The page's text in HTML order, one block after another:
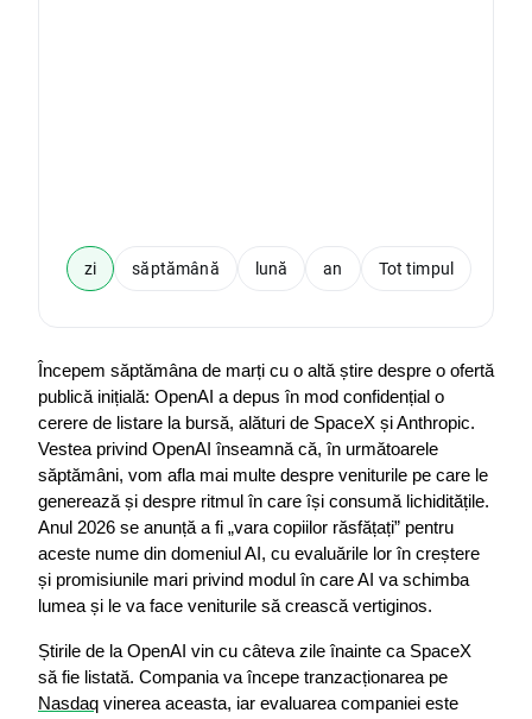
zi săptămână lună an Tot timpul
Începem săptămâna de marți cu o altă știre despre o ofertă
publică inițială: OpenAI a depus în mod confidențial o
cerere de listare la bursă, alături de SpaceX și Anthropic.
Vestea privind OpenAI înseamnă că, în următoarele
săptămâni, vom afla mai multe despre veniturile pe care le
generează și despre ritmul în care își consumă lichiditățile.
Anul 2026 se anunță a fi „vara copiilor răsfățați” pentru
aceste nume din domeniul AI, cu evaluările lor în creștere
și promisiunile mari privind modul în care AI va schimba
lumea și le va face veniturile să crească vertiginos.
Știrile de la OpenAI vin cu câteva zile înainte ca SpaceX
Nasdaq vinerea aceasta, iar evaluarea companiei este